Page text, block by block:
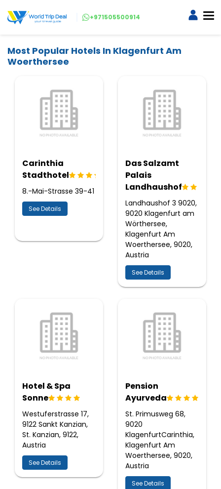
+971505500914
Most Popular Hotels In Klagenfurt Am
Woerthersee
Carinthia
Stadthotel
8.-Mai-Strasse 39-41
See Details
Das Salzamt
Palais
Landhaushof
Landhaushof 3 9020,
9020 Klagenfurt am
Wörthersee,
Klagenfurt Am
Woerthersee, 9020,
Austria
See Details
Hotel & Spa
Sonne
Westuferstrasse 17,
9122 Sankt Kanzian,
St. Kanzian, 9122,
Austria
See Details
Pension
Ayurveda
St. Primusweg 68,
9020
KlagenfurtCarinthia,
Klagenfurt Am
Woerthersee, 9020,
Austria
See Details